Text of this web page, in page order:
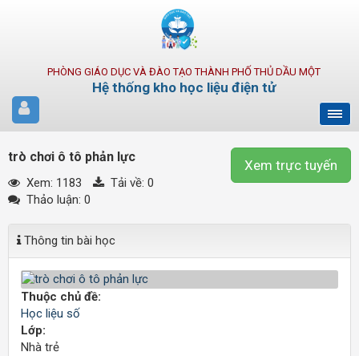
PHÒNG GIÁO DỤC VÀ ĐÀO TẠO THÀNH PHỐ THỦ DẦU MỘT
Hệ thống kho học liệu điện tử
Xem trực tuyến
trò chơi ô tô phản lực
Xem: 1183 Tải về: 0
Thảo luận: 0
Thông tin bài học
Thuộc chủ đề:
Học liệu số
Lớp:
Nhà trẻ